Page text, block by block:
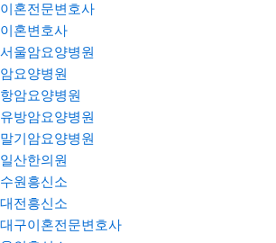
이혼전문변호사
이혼변호사
서울암요양병원
암요양병원
항암요양병원
유방암요양병원
말기암요양병원
일산한의원
수원흥신소
대전흥신소
대구이혼전문변호사